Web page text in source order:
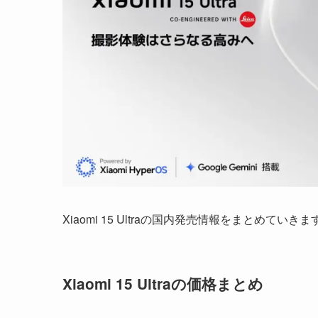
Xiaomi 15 Ultraの国内発売情報をまとめていきま
Xiaomi 15 Ultraの価格まとめ